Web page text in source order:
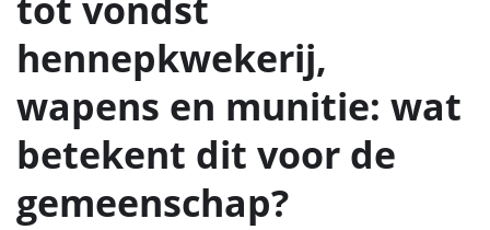
hennepkwekerij,
wapens en munitie: wat
betekent dit voor de
gemeenschap?